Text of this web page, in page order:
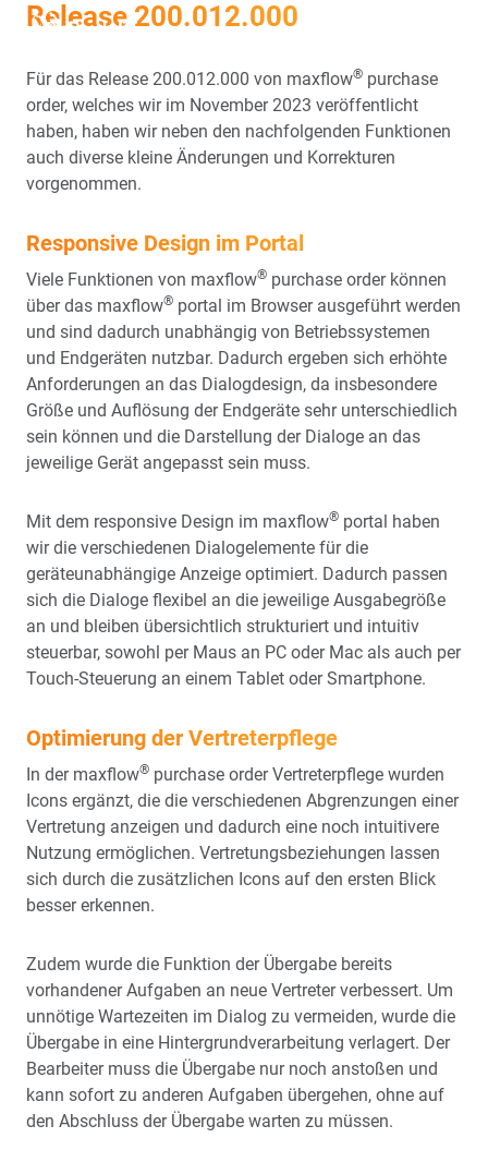
Release 200.012.000
Für das Release 200.012.000 von maxflow® purchase
order, welches wir im November 2023 veröffentlicht
haben, haben wir neben den nachfolgenden Funktionen
auch diverse kleine Änderungen und Korrekturen
vorgenommen.
Responsive Design im Portal
Viele Funktionen von maxflow® purchase order können
über das maxflow® portal im Browser ausgeführt werden
und sind dadurch unabhängig von Betriebssystemen
und Endgeräten nutzbar. Dadurch ergeben sich erhöhte
Anforderungen an das Dialogdesign, da insbesondere
Größe und Auflösung der Endgeräte sehr unterschiedlich
sein können und die Darstellung der Dialoge an das
jeweilige Gerät angepasst sein muss.
Mit dem responsive Design im maxflow® portal haben
wir die verschiedenen Dialogelemente für die
geräteunabhängige Anzeige optimiert. Dadurch passen
sich die Dialoge flexibel an die jeweilige Ausgabegröße
an und bleiben übersichtlich strukturiert und intuitiv
steuerbar, sowohl per Maus an PC oder Mac als auch per
Touch-Steuerung an einem Tablet oder Smartphone.
Optimierung der Vertreterpflege
In der maxflow® purchase order Vertreterpflege wurden
Icons ergänzt, die die verschiedenen Abgrenzungen einer
Vertretung anzeigen und dadurch eine noch intuitivere
Nutzung ermöglichen. Vertretungsbeziehungen lassen
sich durch die zusätzlichen Icons auf den ersten Blick
besser erkennen.
Zudem wurde die Funktion der Übergabe bereits
vorhandener Aufgaben an neue Vertreter verbessert. Um
unnötige Wartezeiten im Dialog zu vermeiden, wurde die
Übergabe in eine Hintergrundverarbeitung verlagert. Der
Bearbeiter muss die Übergabe nur noch anstoßen und
kann sofort zu anderen Aufgaben übergehen, ohne auf
den Abschluss der Übergabe warten zu müssen.